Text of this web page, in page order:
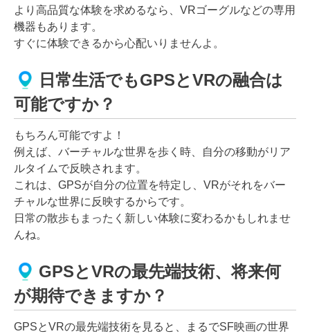
より高品質な体験を求めるなら、VRゴーグルなどの専用
機器もあります。
すぐに体験できるから心配いりませんよ。
日常生活でもGPSとVRの融合は
可能ですか？
もちろん可能ですよ！
例えば、バーチャルな世界を歩く時、自分の移動がリア
ルタイムで反映されます。
これは、GPSが自分の位置を特定し、VRがそれをバー
チャルな世界に反映するからです。
日常の散歩もまったく新しい体験に変わるかもしれませ
んね。
GPSとVRの最先端技術、将来何
が期待できますか？
GPSとVRの最先端技術を見ると、まるでSF映画の世界